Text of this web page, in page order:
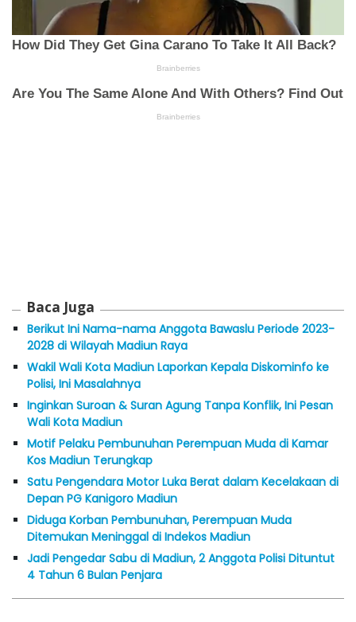
Baca Juga
Berikut Ini Nama-nama Anggota Bawaslu Periode 2023-
2028 di Wilayah Madiun Raya
Wakil Wali Kota Madiun Laporkan Kepala Diskominfo ke
Polisi, Ini Masalahnya
Inginkan Suroan & Suran Agung Tanpa Konflik, Ini Pesan
Wali Kota Madiun
Motif Pelaku Pembunuhan Perempuan Muda di Kamar
Kos Madiun Terungkap
Satu Pengendara Motor Luka Berat dalam Kecelakaan di
Depan PG Kanigoro Madiun
Diduga Korban Pembunuhan, Perempuan Muda
Ditemukan Meninggal di Indekos Madiun
Jadi Pengedar Sabu di Madiun, 2 Anggota Polisi Dituntut
4 Tahun 6 Bulan Penjara